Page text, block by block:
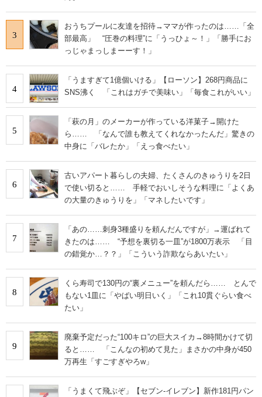
3
おうちプールに友達を招待→ママが作ったのは……「全
部最高」 “圧巻の料理”に「うっひょ～！」「勝手にお
っじゃまっしまーーす！」
4
「うますぎて1億個いける」【ローソン】268円商品に
SNS沸く 「これはガチで美味い」「毎食これがいい」
5
「萩の月」のメーカーが作っている洋菓子→開けた
ら…… 「なんで誰も教えてくれなかったんだ」驚きの
中身に「バレたか」「えっ食べたい」
6
古いアパート暮らしの夫婦、たくさんのきゅうりを2日
で使い切ると…… 手軽でおいしそうな料理に「よくあ
の大量のきゅうりを」「マネしたいです」
7
「あの……刺身3種盛りを頼んだんですが」→運ばれて
きたのは…… “予想を裏切る一皿”が1800万表示 「目
の錯覚か…？？」「こういう詐欺ならあいたい」
8
くら寿司で130円の“裏メニュー”を頼んだら…… とんで
もない1皿に「やばい明日いく」「これ10貫ぐらい食べ
たい」
9
廃棄予定だった“100キロ”の巨大スイカ→8時間かけて切
ると…… 「こんなの初めて見た」まさかの中身が450
万再生「すごすぎやろw」
「うまくて飛ぶぞ」【セブン‐イレブン】新作181円パン